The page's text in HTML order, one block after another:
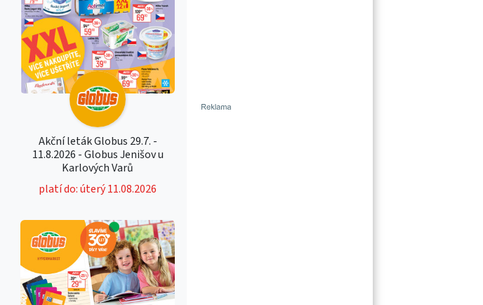
Akční leták Globus 29.7. -
11.8.2026 - Globus Jenišov u
Karlových Varů
platí do: úterý 11.08.2026